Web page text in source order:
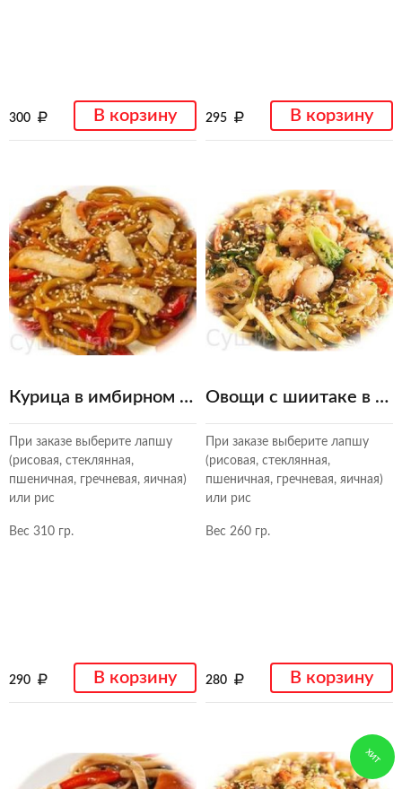
300 В корзину 295 В корзину
Курица в имбирном соусе
При заказе выберите лапшу
(рисовая, стеклянная,
пшеничная, гречневая, яичная)
или рис
Вес 310 гр.
290 В корзину
Овощи с шиитаке в чесночном соусе
При заказе выберите лапшу
(рисовая, стеклянная,
пшеничная, гречневая, яичная)
или рис
Вес 260 гр.
280 В корзину
ХИТ